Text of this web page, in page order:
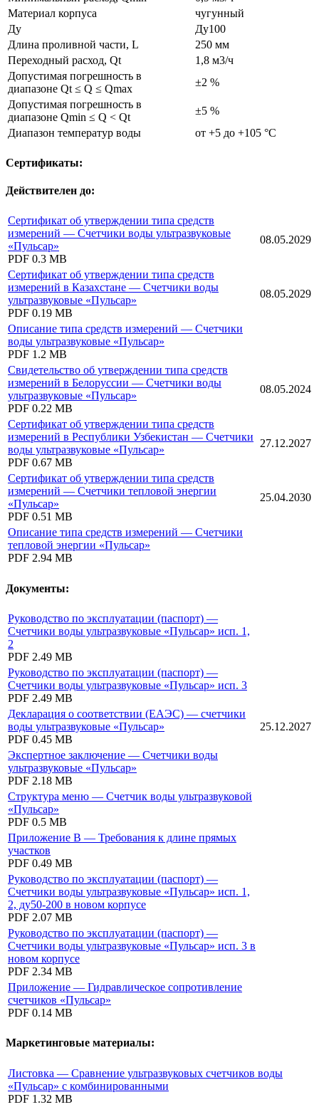
Материал корпуса
чугунный
Ду
Ду100
Длина проливной части, L
250 мм
Переходный расход, Qt
1,8 м3/ч
Допустимая погрешность в
диапазоне Qt ≤ Q ≤ Qmax
±2 %
Допустимая погрешность в
диапазоне Qmin ≤ Q < Qt
±5 %
Диапазон температур воды
от +5 до +105 °С
Сертификаты:
Действителен до:
Сертификат об утверждении типа средств
измерений — Счетчики воды ультразвуковые
«Пульсар»
PDF 0.3 MB
08.05.2029
Сертификат об утверждении типа средств
измерений в Казахстане — Счетчики воды
ультразвуковые «Пульсар»
PDF 0.19 MB
08.05.2029
Описание типа средств измерений — Счетчики
воды ультразвуковые «Пульсар»
PDF 1.2 MB
Свидетельство об утверждении типа средств
измерений в Белоруссии — Счетчики воды
ультразвуковые «Пульсар»
PDF 0.22 MB
08.05.2024
Сертификат об утверждении типа средств
измерений в Республики Узбекистан — Счетчики
воды ультразвуковые «Пульсар»
PDF 0.67 MB
27.12.2027
Сертификат об утверждении типа средств
измерений — Счетчики тепловой энергии
«Пульсар»
PDF 0.51 MB
25.04.2030
Описание типа средств измерений — Счетчики
тепловой энергии «Пульсар»
PDF 2.94 MB
Документы:
Руководство по эксплуатации (паспорт) —
Счетчики воды ультразвуковые «Пульсар» исп. 1,
2
PDF 2.49 MB
Руководство по эксплуатации (паспорт) —
Счетчики воды ультразвуковые «Пульсар» исп. 3
PDF 2.49 MB
Декларация о соответствии (ЕАЭС) — счетчики
воды ультразвуковые «Пульсар»
PDF 0.45 MB
25.12.2027
Экспертное заключение — Счетчики воды
ультразвуковые «Пульсар»
PDF 2.18 MB
Структура меню — Счетчик воды ультразвуковой
«Пульсар»
PDF 0.5 MB
Приложение В — Требования к длине прямых
участков
PDF 0.49 MB
Руководство по эксплуатации (паспорт) —
Счетчики воды ультразвуковые «Пульсар» исп. 1,
2, ду50-200 в новом корпусе
PDF 2.07 MB
Руководство по эксплуатации (паспорт) —
Счетчики воды ультразвуковые «Пульсар» исп. 3 в
новом корпусе
PDF 2.34 MB
Приложение — Гидравлическое сопротивление
счетчиков «Пульсар»
PDF 0.14 MB
Маркетинговые материалы:
Листовка — Сравнение ультразвуковых счетчиков воды
«Пульсар» с комбинированными
PDF 1.32 MB